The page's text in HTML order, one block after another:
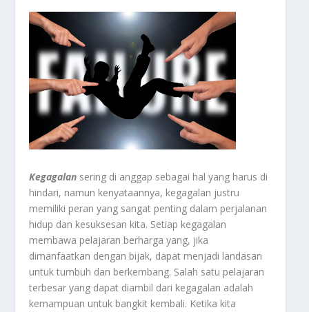
Kegagalan sering di anggap sebagai hal yang harus di
hindari, namun kenyataannya, kegagalan justru
memiliki peran yang sangat penting dalam perjalanan
hidup dan kesuksesan kita. Setiap kegagalan
membawa pelajaran berharga yang, jika
dimanfaatkan dengan bijak, dapat menjadi landasan
untuk tumbuh dan berkembang. Salah satu pelajaran
terbesar yang dapat diambil dari kegagalan adalah
kemampuan untuk bangkit kembali. Ketika kita